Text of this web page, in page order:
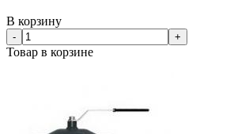
В корзину
- +
Товар в корзине